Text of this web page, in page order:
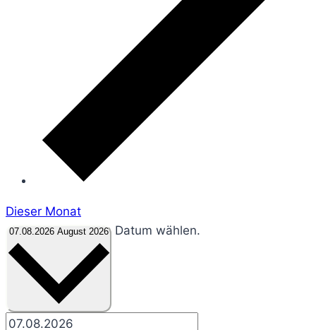
Dieser Monat
07.08.2026 August 2026 Datum wählen.